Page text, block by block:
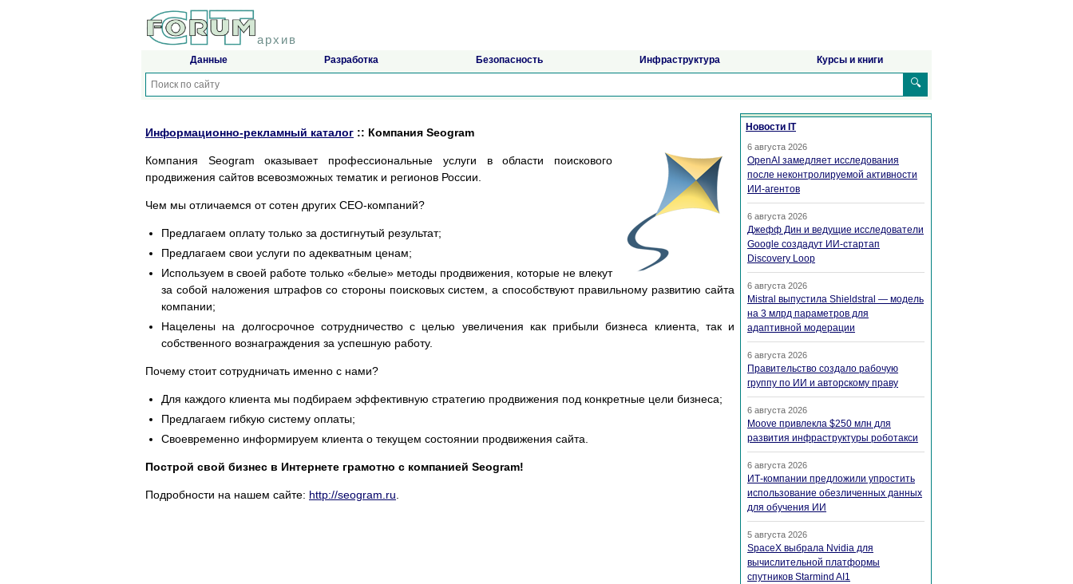
архив
Данные Разработка Безопасность Инфраструктура Курсы и книги
🔍
Информационно-рекламный каталог :: Компания Seogram
Компания Seogram оказывает профессиональные услуги в области поискового
продвижения сайтов всевозможных тематик и регионов России.
Чем мы отличаемся от сотен других СЕО-компаний?
Предлагаем оплату только за достигнутый результат;
Предлагаем свои услуги по адекватным ценам;
Используем в своей работе только «белые» методы продвижения, которые не влекут
за собой наложения штрафов со стороны поисковых систем, а способствуют правильному развитию сайта
компании;
Нацелены на долгосрочное сотрудничество с целью увеличения как прибыли бизнеса клиента, так и
собственного вознаграждения за успешную работу.
Почему стоит сотрудничать именно с нами?
Для каждого клиента мы подбираем эффективную стратегию продвижения под конкретные цели бизнеса;
Предлагаем гибкую систему оплаты;
Своевременно информируем клиента о текущем состоянии продвижения сайта.
Построй свой бизнес в Интернете грамотно c компанией Seogram!
Подробности на нашем сайте: http://seogram.ru
Новости IT
6 августа 2026
OpenAI замедляет исследования
после неконтролируемой активности
ИИ-агентов
6 августа 2026
Джефф Дин и ведущие исследователи
Google создадут ИИ-стартап
Discovery Loop
6 августа 2026
Mistral выпустила Shieldstral — модель
на 3 млрд параметров для
адаптивной модерации
6 августа 2026
Правительство создало рабочую
группу по ИИ и авторскому праву
6 августа 2026
Moove привлекла $250 млн для
развития инфраструктуры роботакси
6 августа 2026
ИТ-компании предложили упростить
использование обезличенных данных
для обучения ИИ
5 августа 2026
SpaceX выбрала Nvidia для
вычислительной платформы
спутников Starmind AI1